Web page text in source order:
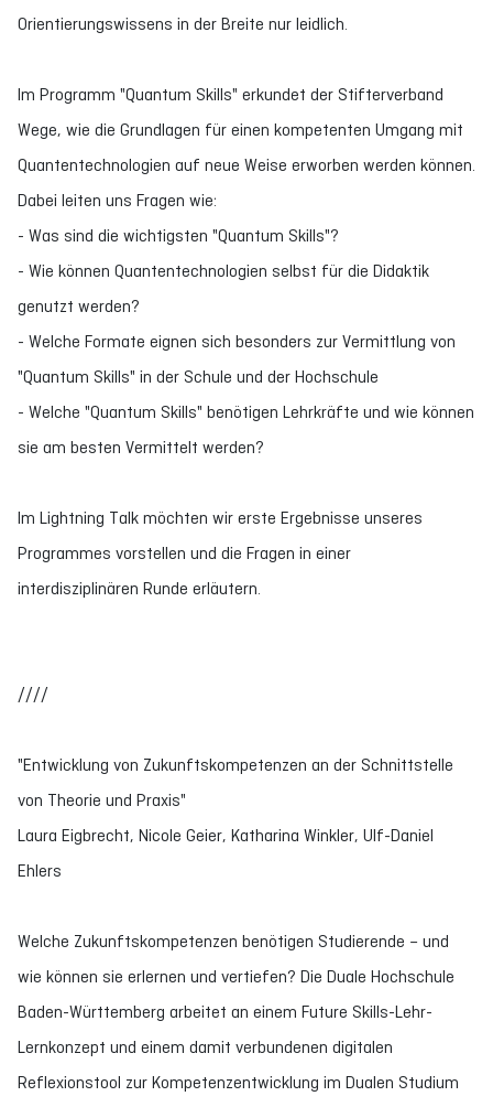
Orientierungswissens in der Breite nur leidlich.
Im Programm "Quantum Skills" erkundet der Stifterverband
Wege, wie die Grundlagen für einen kompetenten Umgang mit
Quantentechnologien auf neue Weise erworben werden können.
Dabei leiten uns Fragen wie:
- Was sind die wichtigsten "Quantum Skills"?
- Wie können Quantentechnologien selbst für die Didaktik
genutzt werden?
- Welche Formate eignen sich besonders zur Vermittlung von
"Quantum Skills" in der Schule und der Hochschule
- Welche "Quantum Skills" benötigen Lehrkräfte und wie können
sie am besten Vermittelt werden?
Im Lightning Talk möchten wir erste Ergebnisse unseres
Programmes vorstellen und die Fragen in einer
interdisziplinären Runde erläutern.
////
"Entwicklung von Zukunftskompetenzen an der Schnittstelle
von Theorie und Praxis"
Laura Eigbrecht, Nicole Geier, Katharina Winkler, Ulf-Daniel
Ehlers
Welche Zukunftskompetenzen benötigen Studierende – und
wie können sie erlernen und vertiefen? Die Duale Hochschule
Baden-Württemberg arbeitet an einem Future Skills-Lehr-
Lernkonzept und einem damit verbundenen digitalen
Reflexionstool zur Kompetenzentwicklung im Dualen Studium